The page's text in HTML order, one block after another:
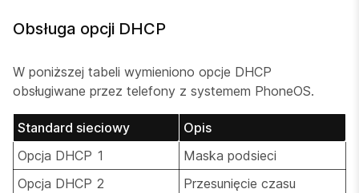
Obsługa opcji DHCP
W poniższej tabeli wymieniono opcje DHCP
obsługiwane przez telefony z systemem PhoneOS.
Standard sieciowy
Opis
Opcja DHCP 1
Maska podsieci
Opcja DHCP 2
Przesunięcie czasu